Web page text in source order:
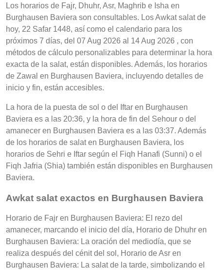
Los horarios de Fajr, Dhuhr, Asr, Maghrib e Isha en
Burghausen Baviera son consultables. Los Awkat salat de
hoy, 22 Safar 1448, así como el calendario para los
próximos 7 días, del 07 Aug 2026 al 14 Aug 2026 , con
métodos de cálculo personalizables para determinar la hora
exacta de la salat, están disponibles. Además, los horarios
de Zawal en Burghausen Baviera, incluyendo detalles de
inicio y fin, están accesibles.
La hora de la puesta de sol o del Iftar en Burghausen
Baviera es a las 20:36, y la hora de fin del Sehour o del
amanecer en Burghausen Baviera es a las 03:37. Además
de los horarios de salat en Burghausen Baviera, los
horarios de Sehri e Iftar según el Fiqh Hanafi (Sunni) o el
Fiqh Jafria (Shia) también están disponibles en Burghausen
Baviera.
Awkat salat exactos en Burghausen Baviera
Horario de Fajr en Burghausen Baviera: El rezo del
amanecer, marcando el inicio del día, Horario de Dhuhr en
Burghausen Baviera: La oración del mediodía, que se
realiza después del cénit del sol, Horario de Asr en
Burghausen Baviera: La salat de la tarde, simbolizando el